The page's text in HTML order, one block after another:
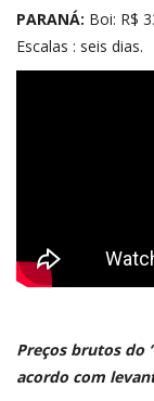
PARANÁ: Boi: R$
Escalas : seis dias.
Preços brutos do
acordo com